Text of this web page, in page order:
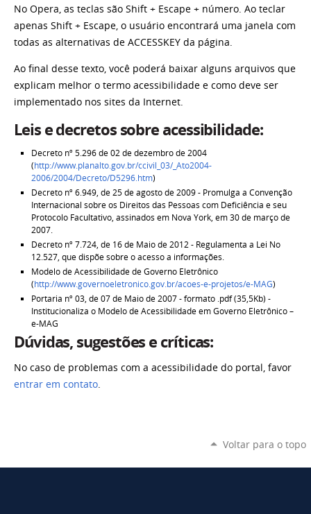
No Opera, as teclas são Shift + Escape + número. Ao teclar
apenas Shift + Escape, o usuário encontrará uma janela com
todas as alternativas de ACCESSKEY da página.
Ao final desse texto, você poderá baixar alguns arquivos que
explicam melhor o termo acessibilidade e como deve ser
implementado nos sites da Internet.
Leis e decretos sobre acessibilidade:
Decreto nº 5.296 de 02 de dezembro de 2004
(http://www.planalto.gov.br/ccivil_03/_Ato2004-
2006/2004/Decreto/D5296.htm)
Decreto nº 6.949, de 25 de agosto de 2009 - Promulga a Convenção
Internacional sobre os Direitos das Pessoas com Deficiência e seu
Protocolo Facultativo, assinados em Nova York, em 30 de março de
2007.
Decreto nº 7.724, de 16 de Maio de 2012 - Regulamenta a Lei No
12.527, que dispõe sobre o acesso a informações.
Modelo de Acessibilidade de Governo Eletrônico
(http://www.governoeletronico.gov.br/acoes-e-projetos/e-MAG)
Portaria nº 03, de 07 de Maio de 2007 - formato .pdf (35,5Kb) -
Institucionaliza o Modelo de Acessibilidade em Governo Eletrônico –
e-MAG
Dúvidas, sugestões e críticas:
No caso de problemas com a acessibilidade do portal, favor
entrar em contato.
Voltar para o topo